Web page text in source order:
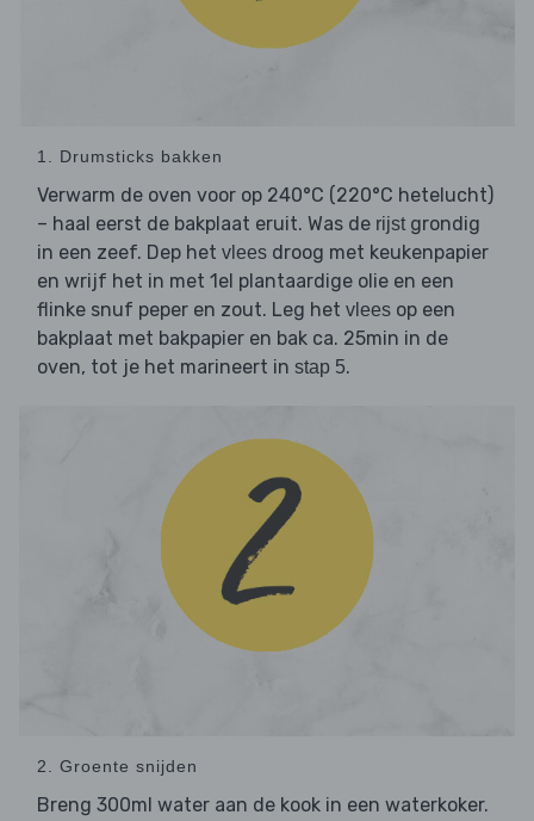
1. Drumsticks bakken
Verwarm de oven voor op 240°C (220°C hetelucht)
– haal eerst de bakplaat eruit. Was de rijst grondig
in een zeef. Dep het vlees droog met keukenpapier
en wrijf het in met 1el plantaardige olie en een
flinke snuf peper en zout. Leg het vlees op een
bakplaat met bakpapier en bak ca. 25min in de
oven, tot je het marineert in stap 5.
2. Groente snijden
Breng 300ml water aan de kook in een waterkoker.